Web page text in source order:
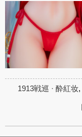
1913戦巡 · 酔紅妆,